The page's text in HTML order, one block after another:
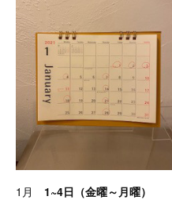
1月 1~4日（金曜～月曜）